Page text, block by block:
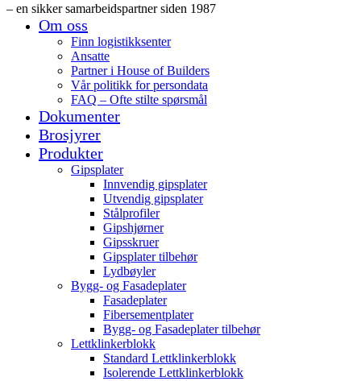
– en sikker samarbeidspartner siden 1987
Om oss
Finn logistikksenter
Ansatte
Partner i House of Builders
Vår politikk for persondata
FAQ – Ofte stilte spørsmål
Dokumenter
Brosjyrer
Produkter
Gipsplater
Innvendig gipsplater
Utvendig gipsplater
Stålprofiler
Gipshjørner
Gipsskruer
Gipsplater tilbehør
Lydbøyler
Bygg- og Fasadeplater
Fasadeplater
Fibersementplater
Bygg- og Fasadeplater tilbehør
Lettklinkerblokk
Standard Lettklinkerblokk
Isolerende Lettklinkerblokk